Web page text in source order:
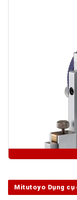
Mitutoyo Dụng cụ